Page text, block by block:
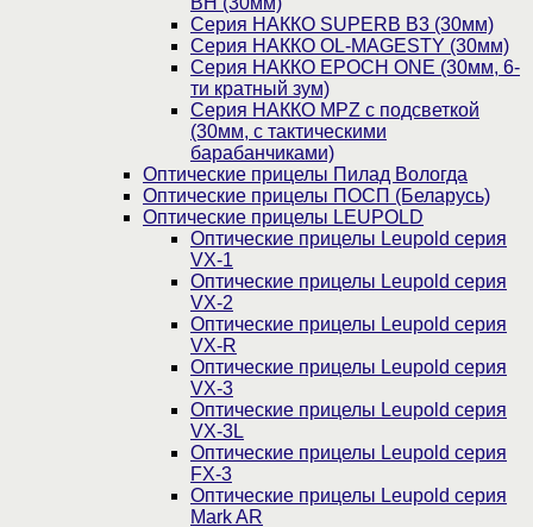
Серия НАККО SUPERB B3 (30мм)
Серия НАККО OL-MAGESTY (30мм)
Серия НАККО EPOCH ONE (30мм, 6-
ти кратный зум)
Серия НАККО MPZ с подсветкой
(30мм, c тактическими
барабанчиками)
Оптические прицелы Пилад Вологда
Оптические прицелы ПОСП (Беларусь)
Оптические прицелы LEUPOLD
Оптические прицелы Leupold серия
VX-1
Оптические прицелы Leupold серия
VX-2
Оптические прицелы Leupold серия
VX-R
Оптические прицелы Leupold серия
VX-3
Оптические прицелы Leupold серия
VX-3L
Оптические прицелы Leupold серия
FX-3
Оптические прицелы Leupold серия
Mark AR